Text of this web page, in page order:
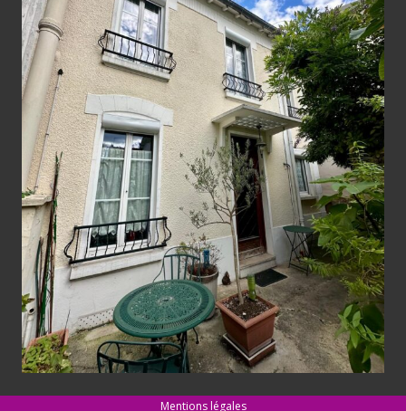
Mentions légales